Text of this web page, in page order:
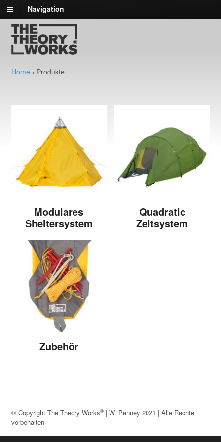
Navigation
Home › Produkte
Modulares
Sheltersystem
Quadratic
Zeltsystem
Zubehör
© Copyright The Theory Works®| W. Penney 2021 | Alle Rechte
vorbehalten